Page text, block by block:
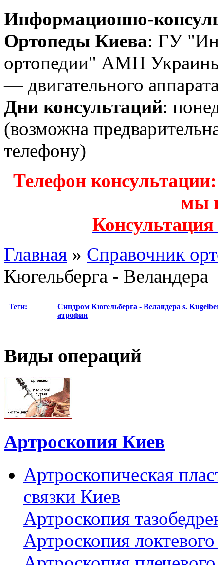
Информационно-
Ортопеды Киева: ГУ
ортопедии" АМН
— двигательного
Дни консультаций:
(возможна
телефону)
Телефон
мы
Главная » Справочник
Кюгельберга - Веландера
Теги: Синдром Кюгельберга - Веландера s.
атрофии
Виды операций
Артроскопия Киев
Артроскопическая
связки Киев
Артроскопия
Артроскопия